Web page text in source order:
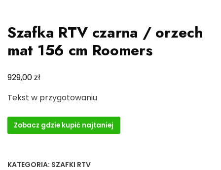
Szafka RTV czarna / orzech
mat 156 cm Roomers
929,00zł
Tekst w przygotowaniu
Zobacz gdzie kupić najtaniej
KATEGORIA: SZAFKI RTV